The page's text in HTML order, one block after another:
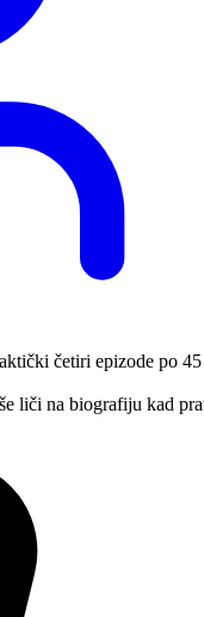
četiri epizode po 45
liči na biografiju kad